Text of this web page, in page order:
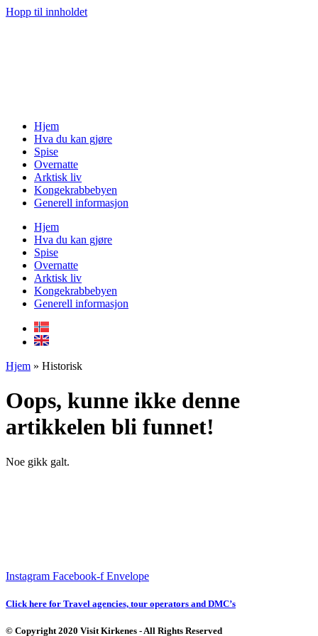
Hopp til innholdet
Hjem
Hva du kan gjøre
Spise
Overnatte
Arktisk liv
Kongekrabbebyen
Generell informasjon
Hjem
Hva du kan gjøre
Spise
Overnatte
Arktisk liv
Kongekrabbebyen
Generell informasjon
Hjem » Historisk
Oops, kunne ikke denne
artikkelen bli funnet!
Noe gikk galt.
Instagram Facebook-f Envelope
Click here for Travel agencies, tour operators and DMC’s
© Copyright 2020 Visit Kirkenes - All Rights Reserved